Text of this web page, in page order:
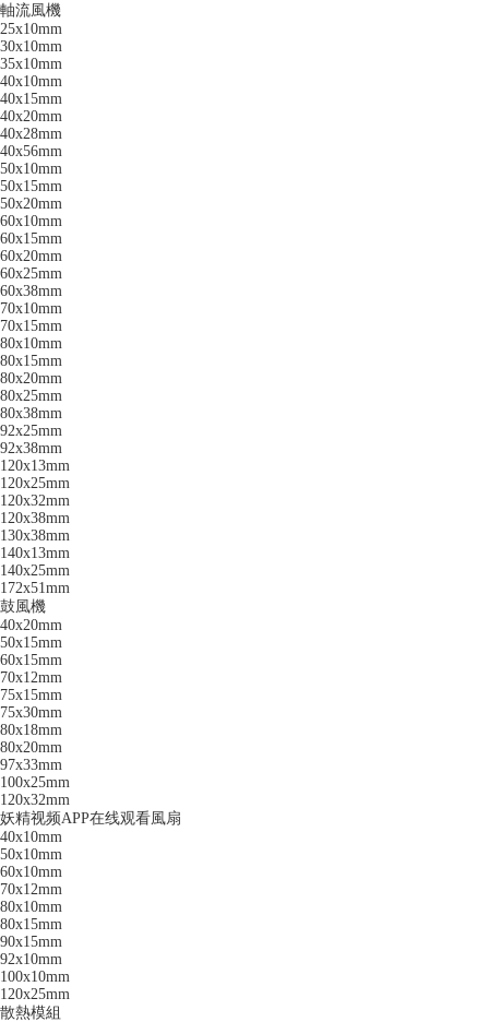
軸流風機
25x10mm
30x10mm
35x10mm
40x10mm
40x15mm
40x20mm
40x28mm
40x56mm
50x10mm
50x15mm
50x20mm
60x10mm
60x15mm
60x20mm
60x25mm
60x38mm
70x10mm
70x15mm
80x10mm
80x15mm
80x20mm
80x25mm
80x38mm
92x25mm
92x38mm
120x13mm
120x25mm
120x32mm
120x38mm
130x38mm
140x13mm
140x25mm
172x51mm
鼓風機
40x20mm
50x15mm
60x15mm
70x12mm
75x15mm
75x30mm
80x18mm
80x20mm
97x33mm
100x25mm
120x32mm
妖精视频APP在线观看風扇
40x10mm
50x10mm
60x10mm
70x12mm
80x10mm
80x15mm
90x15mm
92x10mm
100x10mm
120x25mm
散熱模組